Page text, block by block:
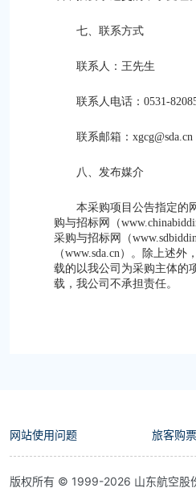
七、联系方式
联系人：王先生
联系人电话：0531-
联系邮箱：xgcg@sda.cn
八、发布媒介
本采购项目公告指定的
购与招标网（
采购与招标网（
（www.sda.cn）。除上述
载的以我公司为采购主体的
载，我公司不承担责任。
网站使用问题 旅客购
版权所有 © 1999-2026 山东航空股